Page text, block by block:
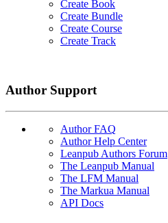
Create Book
Create Bundle
Create Course
Create Track
Author Support
Author FAQ
Author Help Center
Leanpub Authors Forum
The Leanpub Manual
The LFM Manual
The Markua Manual
API Docs